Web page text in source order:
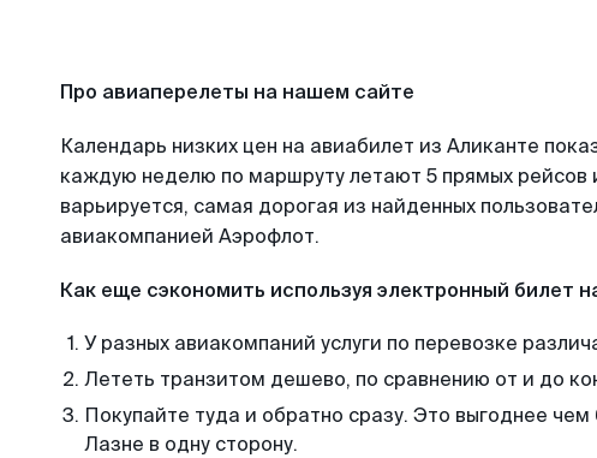
Про авиаперелеты на нашем сайте
Календарь низких цен на авиабилет из Аликанте
каждую неделю по маршруту летают 5 прямых рейсов
варьируется, самая дорогая из найденных
авиакомпанией Аэрофлот.
Как еще сэкономить используя электронный билет
У разных авиакомпаний услуги по перевозке
Лететь транзитом дешево, по сравнению от и до
Покупайте туда и обратно сразу. Это выгоднее
Лазне в одну сторону.